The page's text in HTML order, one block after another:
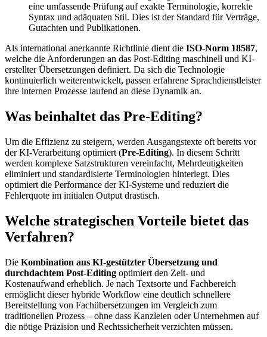
eine umfassende Prüfung auf exakte Terminologie, korrekte
Syntax und adäquaten Stil. Dies ist der Standard für Verträge,
Gutachten und Publikationen.
Als international anerkannte Richtlinie dient die ISO-Norm 18587,
welche die Anforderungen an das Post-Editing maschinell und KI-
erstellter Übersetzungen definiert. Da sich die Technologie
kontinuierlich weiterentwickelt, passen erfahrene Sprachdienstleister
ihre internen Prozesse laufend an diese Dynamik an.
Was beinhaltet das Pre-Editing?
Um die Effizienz zu steigern, werden Ausgangstexte oft bereits vor
der KI-Verarbeitung optimiert (Pre-Editing). In diesem Schritt
werden komplexe Satzstrukturen vereinfacht, Mehrdeutigkeiten
eliminiert und standardisierte Terminologien hinterlegt. Dies
optimiert die Performance der KI-Systeme und reduziert die
Fehlerquote im initialen Output drastisch.
Welche strategischen Vorteile bietet das
Verfahren?
Die Kombination aus KI-gestützter Übersetzung und
durchdachtem Post-Editing optimiert den Zeit- und
Kostenaufwand erheblich. Je nach Textsorte und Fachbereich
ermöglicht dieser hybride Workflow eine deutlich schnellere
Bereitstellung von Fachübersetzungen im Vergleich zum
traditionellen Prozess – ohne dass Kanzleien oder Unternehmen auf
die nötige Präzision und Rechtssicherheit verzichten müssen.